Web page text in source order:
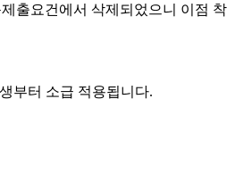
출요건에서 삭제되었으니 이점 착
부터 소급 적용됩니다.